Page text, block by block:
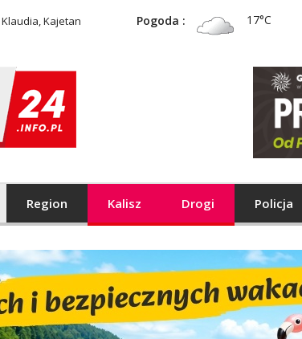
Klaudia, Kajetan Pogoda : 17°C
Region Kalisz Drogi Policja